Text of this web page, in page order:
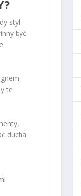
styl
być
te
ducha